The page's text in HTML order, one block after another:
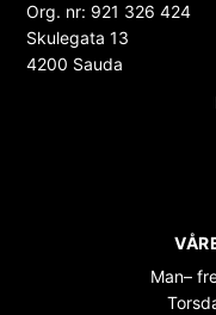
Org. nr: 921 326 424
Skulegata 13
4200 Sauda
Man–